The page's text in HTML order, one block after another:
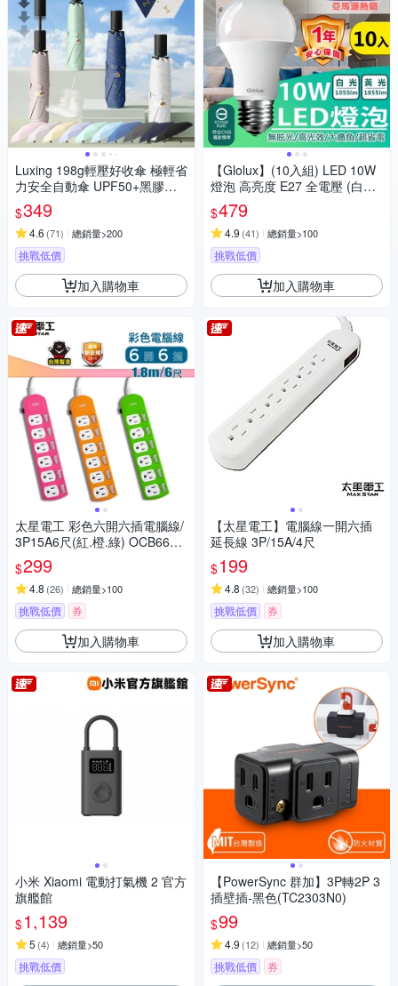
Luxing 198g輕壓好收傘 極輕省
力安全自動傘 UPF50+黑膠防
曬陽傘 折疊傘晴雨傘口袋傘 迷
你輕量傘
$349
4.6 (71) 總銷量>200
挑戰低價
加入購物車
太星電工 彩色六開六插電腦線/
3P15A6尺(紅.橙.綠) OCB6630
$299
4.8 (26) 總銷量>100
挑戰低價 券
加入購物車
小米 Xiaomi 電動打氣機 2 官方
旗艦館
$1,139
5 (4) 總銷量>50
挑戰低價
【Glolux】(10入組) LED 10W
燈泡 高亮度 E27 全電壓 (白光/
黃光任選)
$479
4.9 (41) 總銷量>100
挑戰低價
加入購物車
【太星電工】電腦線一開六插
延長線 3P/15A/4尺
$199
4.8 (32) 總銷量>100
挑戰低價 券
加入購物車
【PowerSync 群加】3P轉2P 3
插壁插-黑色(TC2303N0)
$99
4.9 (12) 總銷量>50
挑戰低價 券